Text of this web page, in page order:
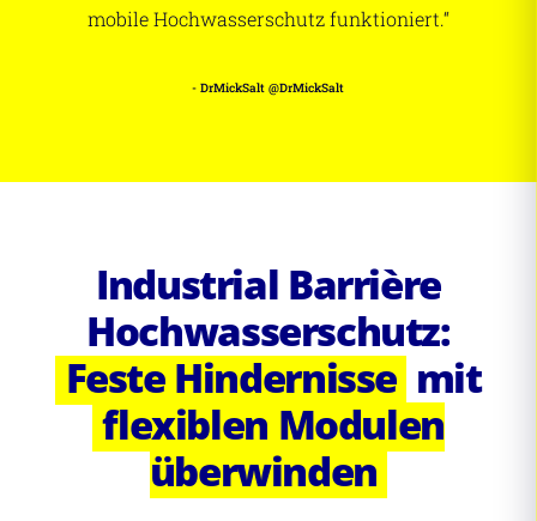
mobile Hochwasserschutz funktioniert.“
- DrMickSalt @DrMickSalt
Industrial Barrière
Hochwasserschutz:
Feste Hindernisse mit
flexiblen Modulen
überwinden